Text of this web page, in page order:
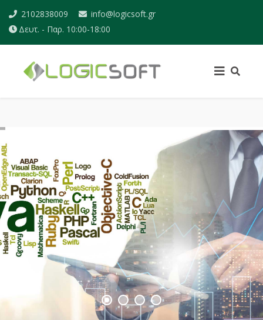
2102838009
info@logicsoft.gr
Δευτ. - Παρ. 10:00-18:00